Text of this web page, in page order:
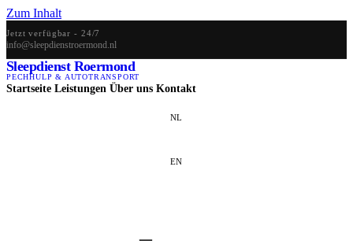
Zum Inhalt
Jetzt verfügbar - 24/7
info@sleepdienstroermond.nl
Sleepdienst Roermond
PECHHULP & AUTOTRANSPORT
Startseite Leistungen Über uns Kontakt
NL
EN